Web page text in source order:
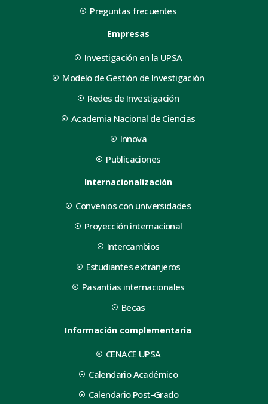
Preguntas frecuentes
Empresas
Investigación en la UPSA
Modelo de Gestión de Investigación
Redes de Investigación
Academia Nacional de Ciencias
Innova
Publicaciones
Internacionalización
Convenios con universidades
Proyección internacional
Intercambios
Estudiantes extranjeros
Pasantías internacionales
Becas
Información complementaria
CENACE UPSA
Calendario Académico
Calendario Post-Grado